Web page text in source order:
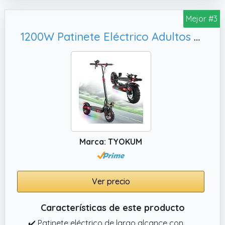
velocidad, la duración de la batería y el
kilometraje en tu smartphone, o personaliza
ajustes como la sensibilidad de aceleración y
los modelos de luz LED. Combina Bluetooth
para alertas antirrobo y seguimiento de
rutas, para que tu scooter permanezca
seguro y que sus viajes y sean guiados por
✔️ Tres velocidades: Diseñado para adultos
que buscan una solución fiable para sus
de velocidad ajustables (Eco, Standard,
Sport) para adaptarse a sus necesidades de
conducción. Ya sea navegar por calles
urbanas concurridas o dar paseos
Mejor #3
1200W Patinete Eléctrico Adultos Plegable,Frenos de Disco Delanteros y Traseros Patinete eléctrico de Aluminio Capacidad Carga 150kg
Marca: TYOKUM
Ver precio
Características de este producto
✔️ Patinete eléctrico de largo alcance con